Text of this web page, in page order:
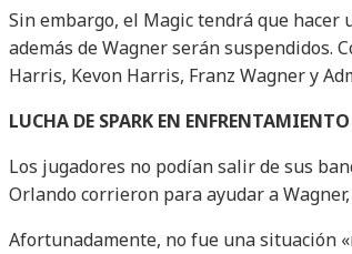
Sin embargo, el Magic tendrá que
además de Wagner serán suspendidos.
Harris, Kevon Harris, Franz Wagner y
LUCHA DE SPARK EN
Los jugadores no podían salir de sus
Orlando corrieron para ayudar a
Afortunadamente, no fue una situación